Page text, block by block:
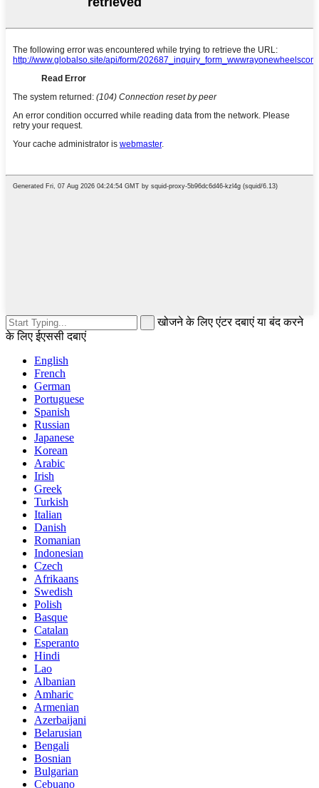
खोजने के लिए एंटर दबाएं या बंद करने
के लिए ईएससी दबाएं
English
French
German
Portuguese
Spanish
Russian
Japanese
Korean
Arabic
Irish
Greek
Turkish
Italian
Danish
Romanian
Indonesian
Czech
Afrikaans
Swedish
Polish
Basque
Catalan
Esperanto
Hindi
Lao
Albanian
Amharic
Armenian
Azerbaijani
Belarusian
Bengali
Bosnian
Bulgarian
Cebuano